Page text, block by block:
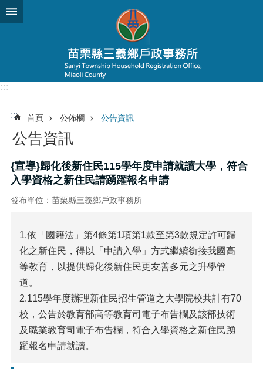
跳到主要內容區塊
:::
::: 首頁 公佈欄 公告資訊
公告資訊
{宣導}歸化後新住民115學年度申請就讀大學，符合
入學資格之新住民請踴躍報名申請
發布單位：苗栗縣三義鄉戶政事務所
1.依「國籍法」第4條第1項第1款至第3款規定許可歸
化之新住民，得以「申請入學」方式繼續銜接我國高
等教育，以提供歸化後新住民更友善多元之升學管
道。
2.115學年度辦理新住民招生管道之大學院校共計有70
校，公告於教育部高等教育司電子布告欄及該部技術
及職業教育司電子布告欄，符合入學資格之新住民踴
躍報名申請就讀。